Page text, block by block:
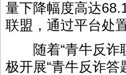
量下降幅度高达
联盟，通过平台处
随着“青牛反诈
极开展“青牛反诈答